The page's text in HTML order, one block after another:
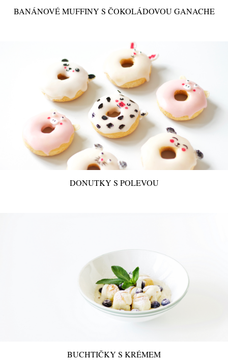
BANÁNOVÉ MUFFINY S ČOKOLÁDOVOU GANACHE
DONUTKY S POLEVOU
BUCHTIČKY S KRÉMEM